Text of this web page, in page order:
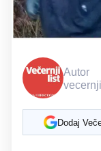
Autor
Dodaj